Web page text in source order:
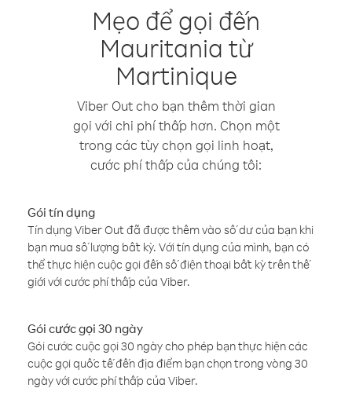
Mẹo để gọi đến
Mauritania từ
Martinique
Viber Out cho bạn thêm thời gian
gọi với chi phí thấp hơn. Chọn một
trong các tùy chọn gọi linh hoạt,
cước phí thấp của chúng tôi:
Gói tín dụng
Tín dụng Viber Out đã được thêm vào số dư của bạn khi
bạn mua số lượng bất kỳ. Với tín dụng của mình, bạn có
thể thực hiện cuộc gọi đến số điện thoại bất kỳ trên thế
giới với cước phí thấp của Viber.
Gói cước gọi 30 ngày
Gói cước cuộc gọi 30 ngày cho phép bạn thực hiện các
cuộc gọi quốc tế đến địa điểm bạn chọn trong vòng 30
ngày với cước phí thấp của Viber.